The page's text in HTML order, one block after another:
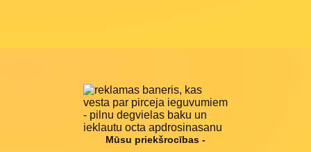
Mūsu priekšrocības -